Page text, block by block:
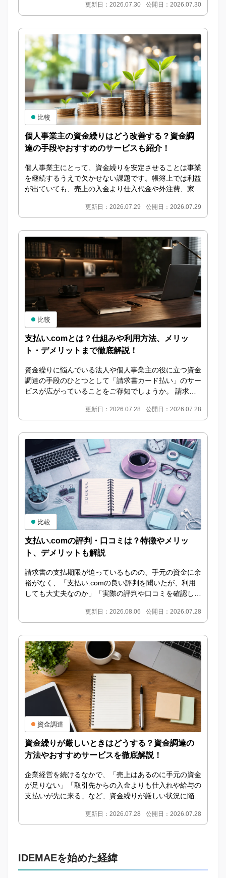
更新日：2026.07.30 公開日：2026.07.30
個人事業主の資金繰りはどう改善する？資金調
達の手段やおすすめのサービスも紹介！
個人事業主にとって、資金繰りを安定させることは事業
を継続するうえで欠かせない課題です。帳簿上では利益
が出ていても、売上の入金より仕入代金や外注費、家
更新日：2026.07.29 公開日：2026.07.29
比較
支払い.comとは？仕組みや利用方法、メリッ
ト・デメリットまで徹底解説！
資金繰りに悩んでいる法人や個人事業主の役に立つ資金
調達の手段のひとつとして「請求書カード払い」のサー
ビスが広がっていることをご存知でしょうか。 請求書
更新日：2026.07.28 公開日：2026.07.28
比較
支払い.comの評判・口コミは？特徴やメリッ
ト、デメリットも解説
請求書の支払期限が迫っているものの、手元の資金に余
裕がなく、「支払い.comの良い評判を聞いたが、利用
しても大丈夫なのか」「実際の評判や口コミを確認して
更新日：2026.08.06 公開日：2026.07.28
比較
資金繰りが厳しいときはどうする？資金調達の
方法やおすすめサービスを徹底解説！
企業経営を続けるなかで、「売上はあるのに手元の資金
が足りない」「取引先からの入金よりも仕入れや給与の
支払いが先に来る」など、資金繰りが厳しい状況に陥る
更新日：2026.07.28 公開日：2026.07.28
資金調達
IDEMAEを始めた経緯